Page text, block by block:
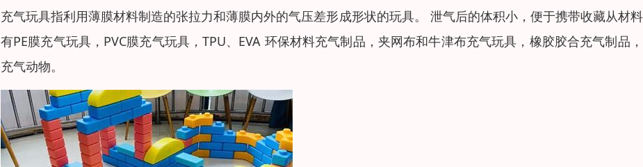
充气玩具指利用薄膜材料制造的张拉力和薄膜内外的气压差形成形状的玩具。 泄气后的体积小，便于携带收藏从材
有PE膜充气玩具，PVC膜充气玩具，TPU、EVA 环保材料充气制品，夹网布和牛津布充气玩具，橡胶胶合充气制品
充气动物。